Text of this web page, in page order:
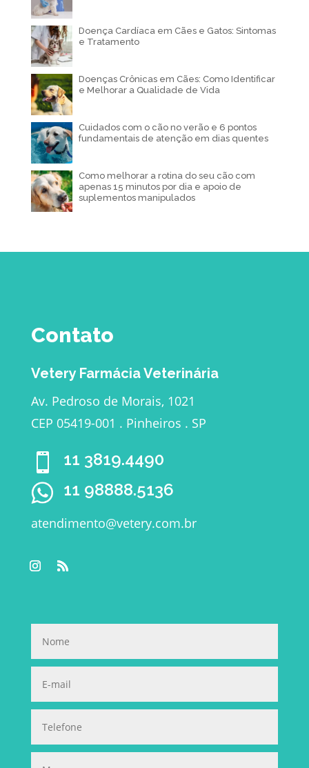
Doença Cardíaca em Cães e Gatos: Sintomas
e Tratamento
Doenças Crônicas em Cães: Como Identificar
e Melhorar a Qualidade de Vida
Cuidados com o cão no verão e 6 pontos
fundamentais de atenção em dias quentes
Como melhorar a rotina do seu cão com
apenas 15 minutos por dia e apoio de
suplementos manipulados
Contato
Vetery Farmácia Veterinária
Av. Pedroso de Morais, 1021
CEP 05419-001 . Pinheiros . SP

11 3819.4490
11 98888.5136
atendimento@vetery.com.br